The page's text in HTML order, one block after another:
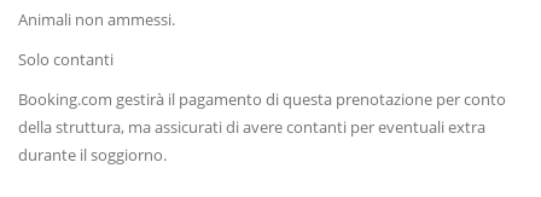
Animali non ammessi.
Solo contanti
Booking.com gestirà il pagamento di questa prenotazione per conto
della struttura, ma assicurati di avere contanti per eventuali extra
durante il soggiorno.